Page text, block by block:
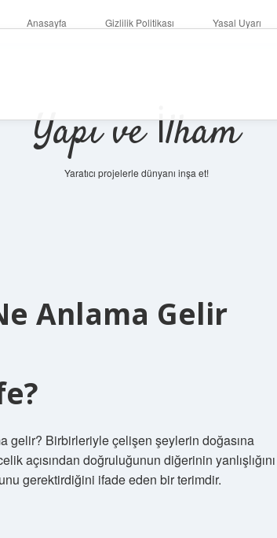
Anasayfa Gizlilik Politikası Yasal Uyarı
Yapı ve İlham
Yaratıcı projelerle dünyanı inşa et!
Anlama Gelir
gelir? Birbirleriyle çelişen şeylerin doğasına
açısından doğruluğunun diğerinin yanlışlığını
gerektirdiğini ifade eden bir terimdir.